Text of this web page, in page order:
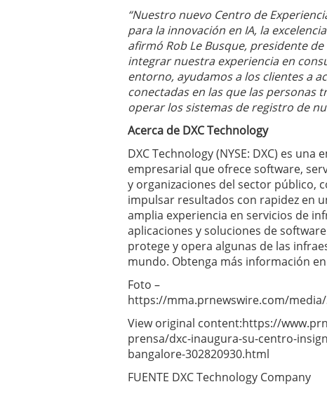
“Nuestro nuevo Centro de
para la innovación en IA, la
afirmó Rob Le Busque, presidente de
integrar nuestra experiencia en
entorno, ayudamos a los clientes a
conectadas en las que las personas
operar los sistemas de registro de
Acerca de DXC Technology
DXC Technology (NYSE: DXC) es
empresarial que ofrece software,
y organizaciones del sector público,
impulsar resultados con rapidez en
amplia experiencia en servicios de
aplicaciones y soluciones de
protege y opera algunas de las
mundo. Obtenga más información
Foto –
https://mma.prnewswire.com/media/
View original content:https://
prensa/dxc-inaugura-su-centro-
bangalore-302820930.html
FUENTE DXC Technology Company